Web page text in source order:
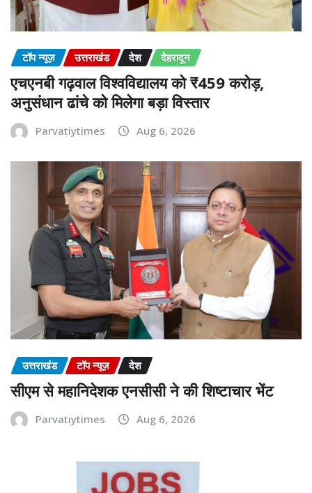
टॉप न्यूज़ उत्तराखंड देश देहरादून
एचएनबी गढ़वाल विश्वविद्यालय को ₹459 करोड़,
अनुसंधान ढांचे को मिलेगा बड़ा विस्तार
Parvatiytimes Aug 6, 2026
उत्तराखंड टॉप न्यूज़ देश
सीएम से महानिदेशक एनसीसी ने की शिष्टाचार भेंट
Parvatiytimes Aug 6, 2026